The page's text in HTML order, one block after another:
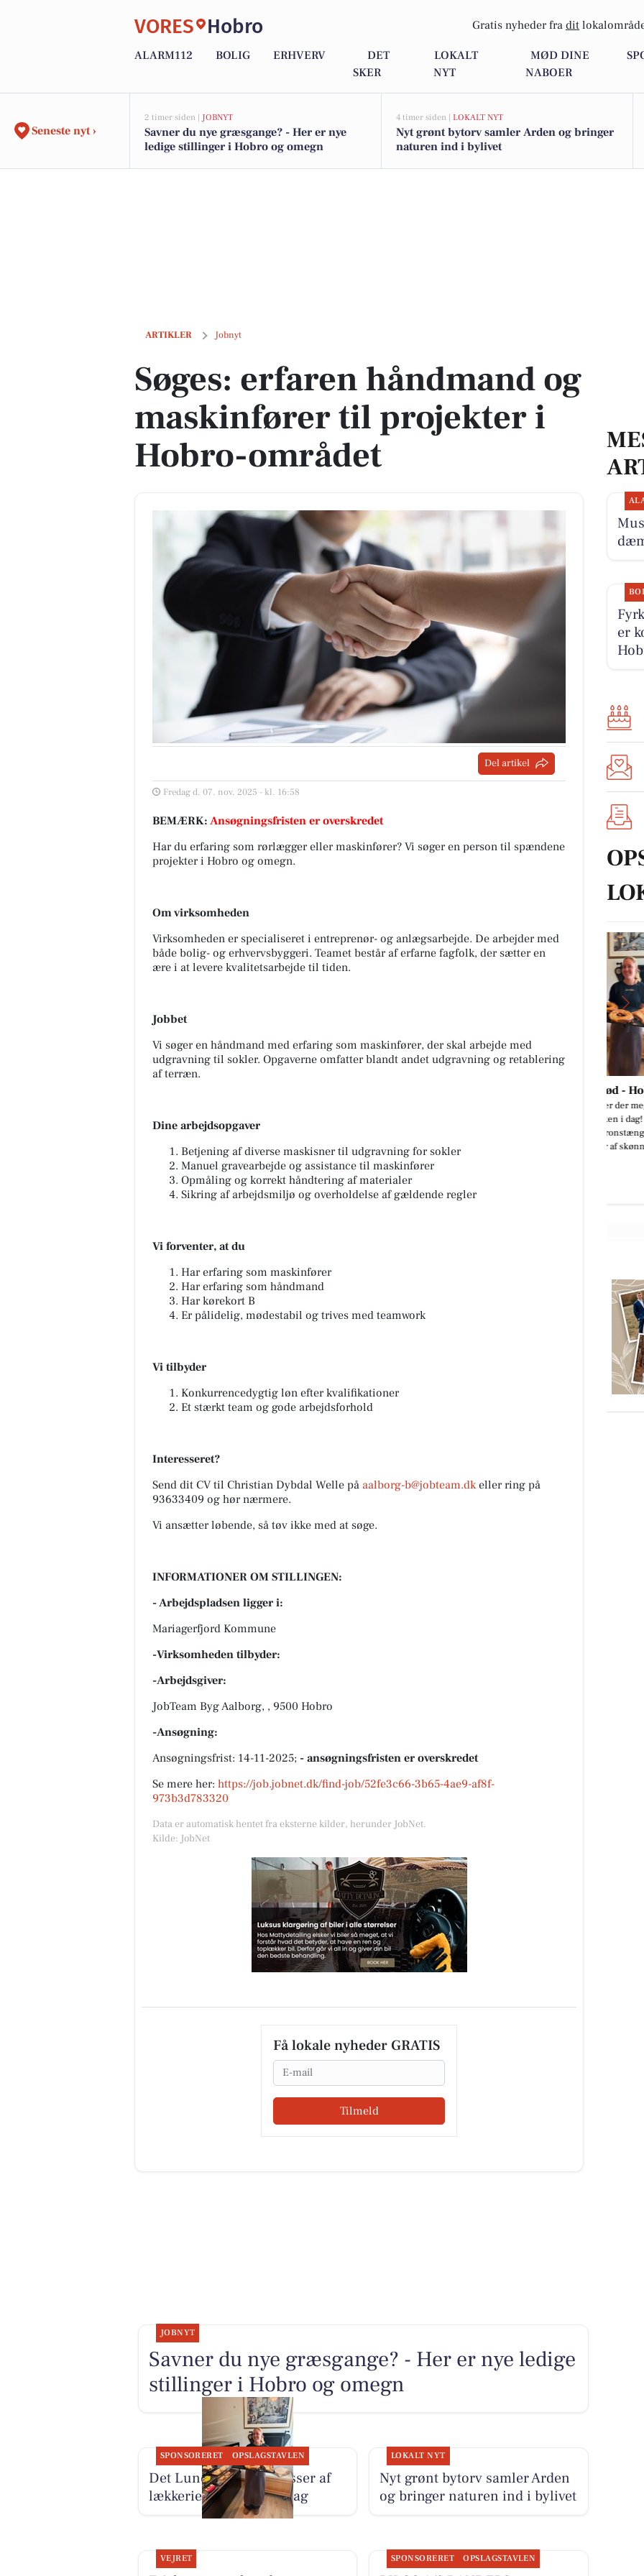
VORES Hobro Gratis nyheder fra dit
ALARM112 BOLIG ERHVERV
DET
SKER
LOKALT
NYT
MØD DINE
NABOER
Seneste nyt ›
2 timer siden | JOBNYT
Savner du nye græsgange? - Her er nye
ledige stillinger i Hobro og omegn
4 timer siden | LOKALT NYT
Nyt grønt bytorv samler Arden og bringer
naturen ind i bylivet
ARTIKLER Jobnyt
Søges: erfaren håndmand og maskinfører til projekter i Hobro-området
Søges: erfaren håndmand og
maskinfører til projekter i
Hobro-området
Del artikel
Fredag d. 07. nov. 2025 - kl. 16:58
BEMÆRK: Ansøgningsfristen er overskredet
Har du erfaring som rørlægger eller maskinfører? Vi søger en person til spændene
projekter i Hobro og omegn.
Om virksomheden
Virksomheden er specialiseret i entreprenør- og anlægsarbejde. De arbejder med
både bolig- og erhvervsbyggeri. Teamet består af erfarne fagfolk, der sætter en
ære i at levere kvalitetsarbejde til tiden.
Jobbet
Vi søger en håndmand med erfaring som maskinfører, der skal arbejde med
udgravning til sokler. Opgaverne omfatter blandt andet udgravning og retablering
af terræn.
Dine arbejdsopgaver
Betjening af diverse maskisner til udgravning for sokler
Manuel gravearbejde og assistance til maskinfører
Opmåling og korrekt håndtering af materialer
Sikring af arbejdsmiljø og overholdelse af gældende regler
Vi forventer, at du
Har erfaring som maskinfører
Har erfaring som håndmand
Har kørekort B
Er pålidelig, mødestabil og trives med teamwork
Vi tilbyder
Konkurrencedygtig løn efter kvalifikationer
Et stærkt team og gode arbejdsforhold
Interesseret?
Send dit CV til Christian Dybdal Welle på aalborg-b@jobteam.dkeller ring på
93633409 og hør nærmere.
Vi ansætter løbende, så tøv ikke med at søge.
INFORMATIONER OM STILLINGEN:
- Arbejdspladsen ligger i:
Mariagerfjord Kommune
-Virksomheden tilbyder:
-Arbejdsgiver:
JobTeam Byg Aalborg, , 9500 Hobro
-Ansøgning:
Ansøgningsfrist: 14-11-2025; - ansøgningsfristen er overskredet
Se mere her: https://job.jobnet.dk/find-job/52fe3c66-3b65-4ae9-af8f-
973b3d783320
Data er automatisk hentet fra eksterne kilder, herunder JobNet.
Kilde: JobNet
Få lokale nyheder GRATIS
Email
Tilmeld
er
personbil for 3.000 kr. om mdr.
med fri km (ex brændstof)! Vi står
for vedligehold og service af b...
Åbn opslaget
Køleren bugner af skønne kager 🥪
JOBNYT
Savner du nye græsgange? - Her er nye ledige
stillinger i Hobro og omegn
SPONSORERET OPSLAGSTAVLEN
Det Lune Brød har masser af
lækkerier i butikken i dag
LOKALT NYT
Nyt grønt bytorv samler Arden
og bringer naturen ind i bylivet
VEJRET SPONSORERET OPSLAGSTAVLEN